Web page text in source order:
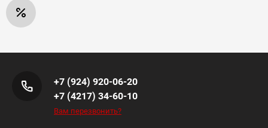
+7 (924) 920-06-20
+7 (4217) 34-60-10
Вам перезвонить?